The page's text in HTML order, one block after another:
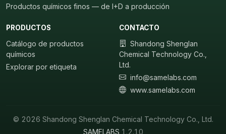
Productos químicos finos — de I+D a producción
PRODUCTOS
Catálogo de productos
químicos
Explorar por etiqueta
CONTACTO
Shandong Shenglan
Chemical Technology Co.,
Ltd.
info@samelabs.com
www.samelabs.com
© 2026 Shandong Shenglan Chemical Technology Co., Ltd.
SAMELABS 1.2.10